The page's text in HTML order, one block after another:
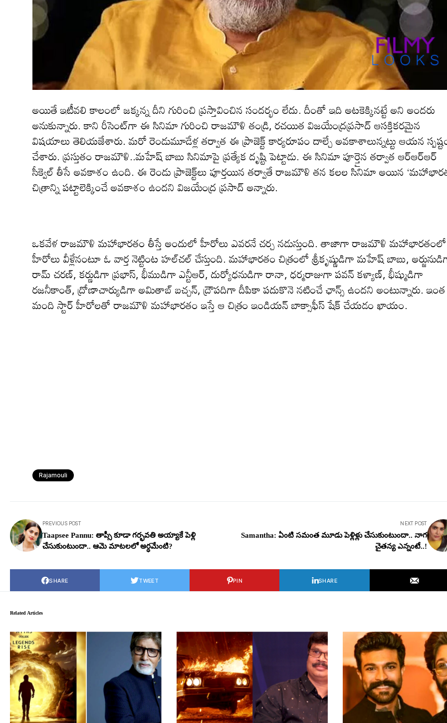
అయితే ఇటీవ‌లి కాలంలో జక్క‌న్న దీని గురించి ప్ర‌స్తావించిన సంద‌ర్భం లేదు. దీంతో ఇది అటకెక్కిన‌ట్టే అని అంద‌రు
అనుకున్నారు. కాని రీసెంట్‌గా ఈ సినిమా గురించి రాజమౌళి తండ్రి, రచయిత విజయేంద్రప్రసాద్‌ ఆసక్తికరమైన
విషయాలు తెలియ‌జేశారు. మరో రెండుమూడేళ్ల తర్వాత ఈ ప్రాజెక్ట్‌ కార్యరూపం దాల్చే అవకాశాలున్న‌ట్టు ఆయ‌న
చేశారు. ప్ర‌స్తుతం రాజ‌మౌళి..మ‌హేష్ బాబు సినిమాపై ప్ర‌త్యేక దృష్టి పెట్టాడు. ఈ సినిమా పూర్తైన త‌ర్వాత ఆర్ఆర్ఆర్
సీక్వెల్ తీసే అవ‌కాశం ఉంది. ఈ రెండు ప్రాజెక్ట్‌లు పూర్తయిన తర్వాతే రాజమౌళి త‌న కలల సినిమా అయిన
చిత్రాన్ని ప‌ట్టాలెక్కించే అవ‌కాశం ఉంద‌ని విజ‌యేంద్ర ప్ర‌సాద్ అన్నారు.
ఒక‌వేళ రాజ‌మౌళి మహాభార‌తం తీస్తే అందులో హీరోలు ఎవ‌ర‌నే చ‌ర్చ న‌డుస్తుంది. తాజాగా రాజమౌళి మ‌హాభార‌తంలో
హీరోలు వీళ్లేనంటూ ఓ వార్త నెట్టింట హ‌ల్‌చ‌ల్ చేస్తుంది. మ‌హాభార‌తం చిత్రంలో శ్రీకృష్ణుడిగా మహేష్ బాబు,
రామ్ చరణ్, కర్ణుడిగా ప్రభాస్, భీముడిగా ఎన్టీఆర్, దుర్యోధనుడిగా రానా, ధర్మరాజుగా పవన్ కళ్యాణ్, భీష్ముడిగా
రజనీకాంత్, ద్రోణాచార్యుడిగా అమితాబ్ బచ్చన్, ద్రౌపదిగా దీపికా పదుకొనె నటించే ఛాన్స్ ఉందని అంటున్నారు. ఇంత
మంది స్టార్ హీరోల‌తో రాజ‌మౌళి మ‌హాభార‌తం ఇస్తే ఆ చిత్రం ఇండియ‌న్ బాక్సాఫీస్ షేక్ చేయడం ఖాయం.
Rajamouli
PREVIOUS POST
Taapsee Pannu: తాప్సీ కూడా గ‌ర్భ‌వ‌తి అయ్యాకే పెళ్లి
చేసుకుంటుందా.. ఆమె మాట‌ల‌లో అర్ధ‌మేంటి?
NEXT POST
Samantha: ఏంటి స‌మంత మూడు పెళ్లిళ్లు చేసుకుంటుందా.. నాగ
చైతన్య ఎన్నంటే..!
SHARE TWEET PIN SHARE
Related Articles